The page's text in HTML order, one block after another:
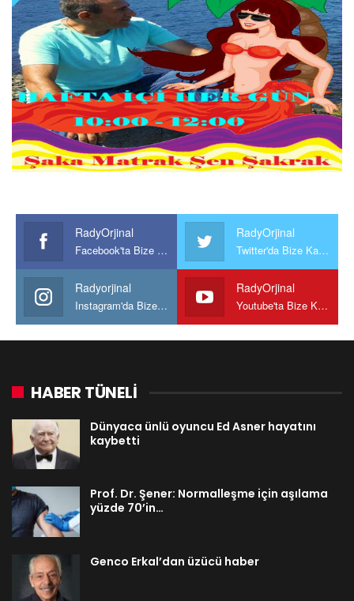
RadyOrjinal
Facebook'ta Bize Katılın
RadyOrjinal
Twitter'da Bize Katılın
Radyorjinal
Instagram'da Bize katılın
RadyOrjinal
Youtube'ta Bize Katılın
HABER TÜNELİ
Dünyaca ünlü oyuncu Ed Asner hayatını
kaybetti
Prof. Dr. Şener: Normalleşme için aşılama
yüzde 70’in…
Genco Erkal’dan üzücü haber